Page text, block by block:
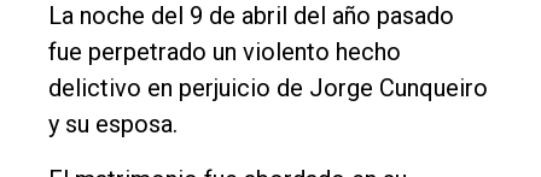
Entrevistas
Rural
Deportes
La noche del 9 de abril del año pasado
fue perpetrado un violento hecho
delictivo en perjuicio de Jorge Cunqueiro
y su esposa.